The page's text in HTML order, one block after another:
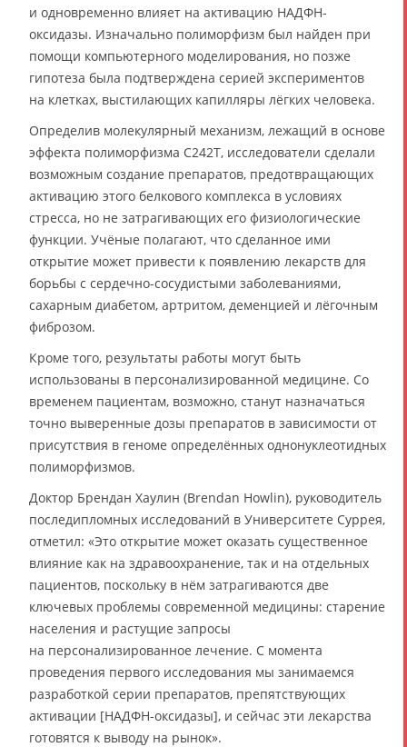
и одновременно влияет на активацию НАДФН-
оксидазы. Изначально полиморфизм был найден при
помощи компьютерного моделирования, но позже
гипотеза была подтверждена серией экспериментов
на клетках, выстилающих капилляры лёгких человека.
Определив молекулярный механизм, лежащий в основе
эффекта полиморфизма C242T, исследователи сделали
возможным создание препаратов, предотвращающих
активацию этого белкового комплекса в условиях
стресса, но не затрагивающих его физиологические
функции. Учёные полагают, что сделанное ими
открытие может привести к появлению лекарств для
борьбы с сердечно-сосудистыми заболеваниями,
сахарным диабетом, артритом, деменцией и лёгочным
фиброзом.
Кроме того, результаты работы могут быть
использованы в персонализированной медицине. Со
временем пациентам, возможно, станут назначаться
точно выверенные дозы препаратов в зависимости от
присутствия в геноме определённых однонуклеотидных
полиморфизмов.
Доктор Брендан Хаулин (Brendan Howlin), руководитель
последипломных исследований в Университете Суррея,
отметил: «Это открытие может оказать существенное
влияние как на здравоохранение, так и на отдельных
пациентов, поскольку в нём затрагиваются две
ключевых проблемы современной медицины: старение
населения и растущие запросы
на персонализированное лечение. С момента
проведения первого исследования мы занимаемся
разработкой серии препаратов, препятствующих
активации [НАДФН-оксидазы], и сейчас эти лекарства
готовятся к выводу на рынок».